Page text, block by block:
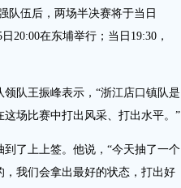
队伍后，两场半决赛将于当日
20:00在东埔举行；当日19:30，
队王振峰表示，“浙江店口镇队是
场比赛中打出风采、打出水平。”
了上上签。他说，“今天抽了一个
我们会拿出最好的状态，打出好